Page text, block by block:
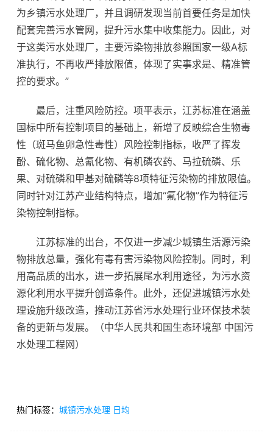
为乡镇污水处理厂，并且调研发现当前首要任务是加快
配套完善污水管网，提升污水集中收集能力。因此，对
于这类污水处理厂，主要污染物排放参照国家一级A标
准执行，不再收严排放限值，体现了实事求是、精准管
控的要求。”
最后，注重风险防控。项平表示，江苏标准在涵盖
国标中所有控制项目的基础上，新增了反映综合生物毒
性（斑马鱼卵急性毒性）风险控制指标，收严了挥发
酚、硫化物、总氰化物、有机磷农药、马拉硫磷、乐
果、对硫磷和甲基对硫磷等8项特征污染物的排放限值。
同时针对江苏产业结构特点，增加“氟化物”作为特征污
染物控制指标。
江苏标准的出台，不仅进一步减少城镇生活源污染
物排放总量，强化有毒有害污染物风险控制。同时，利
用高品质的出水，进一步拓展尾水利用途径，为污水资
源化利用水平提升创造条件。此外，还促进城镇污水处
理设施升级改造，推动江苏省污水处理行业环保技术装
备的更新与发展。（中华人民共和国生态环境部 中国污
水处理工程网）
热门标签： 城镇污水处理 日均